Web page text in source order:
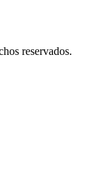
reservados.